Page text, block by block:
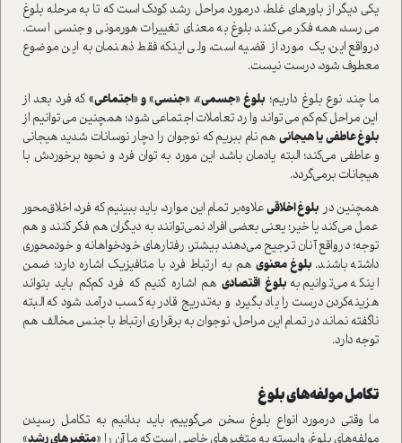
يكي ديگر از باورهاي غلط، درمورد مراحل رشد كودك‌ است كه تا به مرحله بلوغ
می‌رسد،‌ همه فكر می‌كنند بلوغ به معناي تغييرات هورموني و جنسي است.
درواقع این، یک مورد از قضیه است، ولي اينكه فقط ذهنمان به اين موضوع
معطوف شود، درست نیست.
ما چند نوع بلوغ داريم؛ بلوغ «جسمي»، «جنسي» و «اجتماعي» كه فرد بعد از
اين مراحل‌ كم‌كم می‌تواند وارد تعاملات اجتماعي شود؛ همچنين می‌توانيم‌ از
بلوغ عاطفي يا هيجاني هم‌ نام ببريم كه نوجوان را دچار نوسانات شديد هيجاني
و عاطفي می‌کند؛ البته یادمان باشد اين‌ مورد به توان فرد و نحوه برخوردش با
هيجانات برمی‌گردد.‌
همچنین در بلوغ اخلاقيعلاوه‌بر تمام اين موارد، بايد ببينيم‌ که فرد، اخلاق‌محور
عمل می‌كند يا خير؛ يعني بعضي افراد نمی‌توانند به دیگران هم فكر کنند و هم
توجه؛ درواقع آنان ترجيح می‌دهند بيشتر، رفتارهاي خودخواهانه و خودمحوري
داشته باشند. بلوغ معنوي هم به ارتباط فرد با متافيزيك اشاره دارد؛ ضمن
اینکه می‌توانيم به بلوغ اقتصاديهم اشاره كنيم كه فرد كم‌كم بايد بتواند
هزينه‌كردن درست را ياد بگيرد‌ و به‌تدريج قادر به کسب درآمد شود که البته
ناگفته نماند در تمام اين مراحل، نوجوان به برقراري ارتباط با جنس مخالف هم
توجه دارد.
تكامل مولفه‌هاي بلوغ
ما وقتي درمورد انواع بلوغ سخن می‌گوييم، بايد بدانیم به تكامل رسيدن
مولفه‌هاي بلوغ، وابسته به متغير‌هاي خاصي است كه ما آن را «متغير‌هاي رشد»